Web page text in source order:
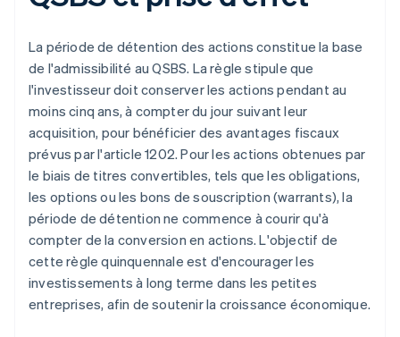
La période de détention des actions constitue la base
de l'admissibilité au QSBS. La règle stipule que
l'investisseur doit conserver les actions pendant au
moins cinq ans, à compter du jour suivant leur
acquisition, pour bénéficier des avantages fiscaux
prévus par l'article 1202. Pour les actions obtenues par
le biais de titres convertibles, tels que les obligations,
les options ou les bons de souscription (warrants), la
période de détention ne commence à courir qu'à
compter de la conversion en actions. L'objectif de
cette règle quinquennale est d'encourager les
investissements à long terme dans les petites
entreprises, afin de soutenir la croissance économique.